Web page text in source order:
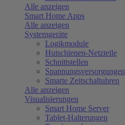
Alle anzeigen
Smart Home Apps
Alle anzeigen
Systemgeräte
Logikmodule
Hutschienen-Netzteile
Schnittstellen
Spannungsversorgungen
Smarte Zeitschaltuhren
Alle anzeigen
Visualisierungen
Smart Home Server
Tablet-Halterungen